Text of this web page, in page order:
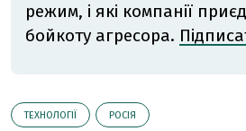
режим, і які компанії
бойкоту агресора.
ТЕХНОЛОГІЇ РОСІЯ